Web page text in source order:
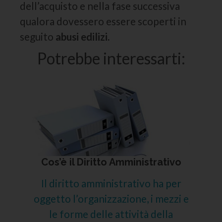
dell’acquisto e nella fase successiva
qualora dovessero essere scoperti in
seguito abusi edilizi.
Potrebbe interessarti:
Cos’è il Diritto Amministrativo
Il diritto amministrativo ha per
oggetto l’organizzazione, i mezzi e
le forme delle attività della